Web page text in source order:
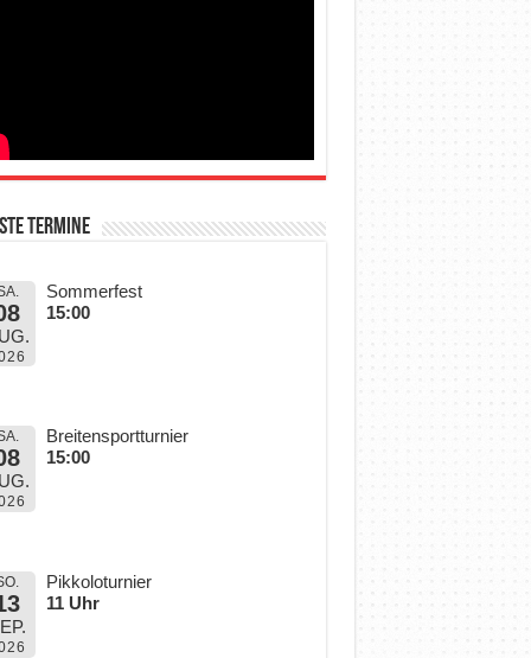
Termine
Sommerfest
15:00
Breitensportturnier
15:00
Pikkoloturnier
11 Uhr